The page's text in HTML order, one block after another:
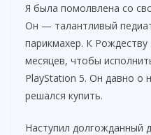
Я была помолвлена со
Он — талантливый
парикмахер. К Рождеству
месяцев, чтобы
PlayStation 5. Он давно о
решался купить.
Наступил долгожданный